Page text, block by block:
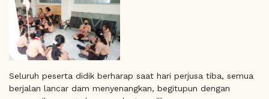
Seluruh peserta didik berharap saat hari perjusa tiba, semua
berjalan lancar dam menyenangkan, begitupun dengan